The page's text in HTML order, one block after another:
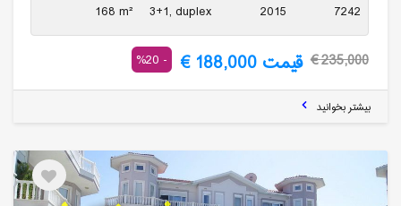
7242
2015
3+1, duplex
168 m²
235,000 € قیمت 188,000 € - 20%
بیشتر بخوانید